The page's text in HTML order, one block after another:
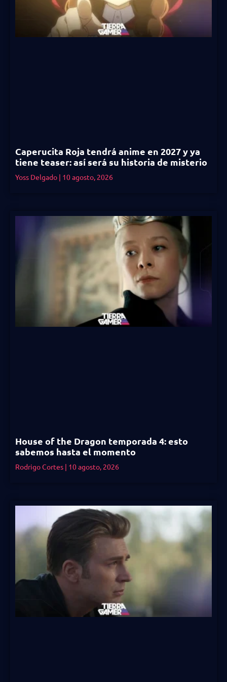
Caperucita Roja tendrá anime en 2027 y ya
tiene teaser: así será su historia de misterio
Yoss Delgado 10 agosto, 2026
House of the Dragon temporada 4: esto
sabemos hasta el momento
Rodrigo Cortes 10 agosto, 2026